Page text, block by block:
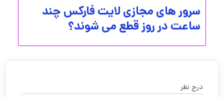
سرور های مجازی لایت فارکس چند
ساعت در روز قطع می شوند؟
درج نظر